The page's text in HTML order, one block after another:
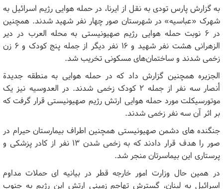
به گزارش پارس تودی به نقل از ایرنا، در حمله هوایی رژیم اسرائیل به
شهرک «عباسیه» در شهرستان صور چهار نفر شهید شدند. همچنین
در ۶ نوبت حمله هوایی رژیم صهیونیستی به محله العرب در دیر
الزهرانی هشت نفر شهید و ۱۶ نفر دیگر از جمله پنج کودک و ۶ زن
زخمی شدند و ساختمان‌های مسکونی تخریب شد.
الجزیره همچنین گزارش داد که در حمله هوایی به منطقه جدیدة
أنصار سه نفر از جمله ۲ کودک زخمی شدند. در العدوسیه نیز یک
موتورسیکلت مورد حمله هوایی ارتش رژیم صهیونیستی قرار گرفت که
بر اثر آن سه نفر زخمی شدند.
جنگنده های دشمن صهیونیستی همچنین اطراف بیمارستان حیرام در
صور را هدف قرار دادند که به زخمی شدن ۱۳ نفر از کادر پزشکی و
پرستاری این بیماسرتان منجر شد.
در همین حال وزارت امور خارجه قطر در بیانیه ای حملات مداوم
اسرائیل به لبنان، گسترش تهاجم زمینی ارتش این رژیم به جنوب